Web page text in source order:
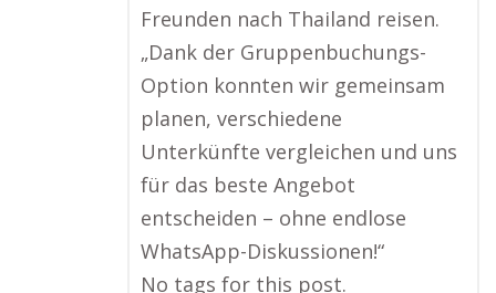
Freunden nach Thailand reisen.
„Dank der Gruppenbuchungs-
Option konnten wir gemeinsam
planen, verschiedene
Unterkünfte vergleichen und uns
für das beste Angebot
entscheiden – ohne endlose
WhatsApp-Diskussionen!“
No tags for this post.